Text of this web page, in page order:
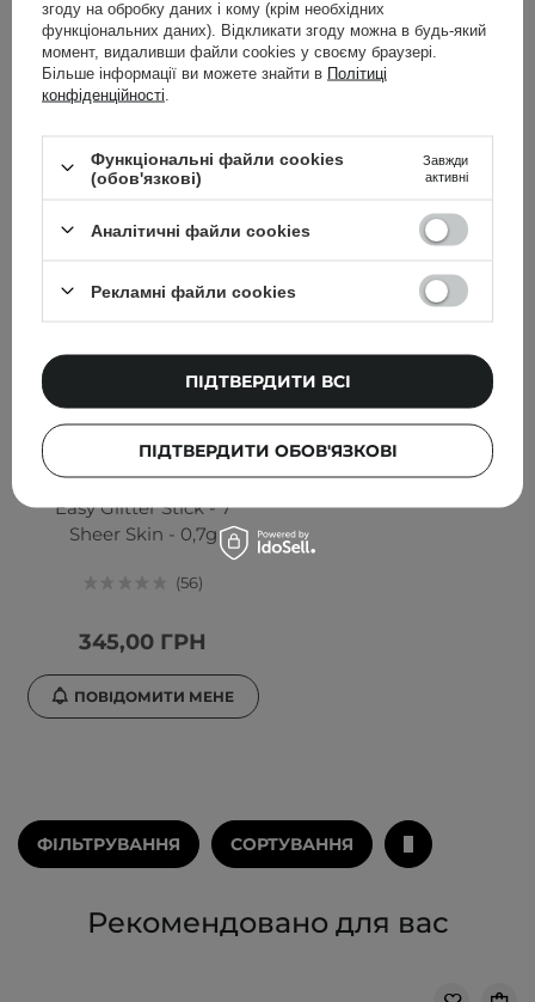
1
399,00 ГРН 199,00 ГРН
Unleashia - Блискучий
олівець для очей - Pretty
Easy Glitter Stick - 7
Sheer Skin - 0,7g
56
345,00 ГРН
ПОВІДОМИТИ МЕНЕ
ФІЛЬТРУВАННЯ СОРТУВАННЯ
Рекомендовано для вас
згоду на обробку даних і кому (крім необхідних
функціональних даних). Відкликати згоду можна в будь-який
момент, видаливши файли cookies у своєму браузері.
Більше інформації ви можете знайти в Політиці
конфіденційності
Функціональні файли cookies
(обов'язкові)
Завжди
активні
Аналітичні файли cookies
Рекламні файли cookies
ПІДТВЕРДИТИ ОБОВ'ЯЗКОВІ
ПІДТВЕРДИТИ ВСІ